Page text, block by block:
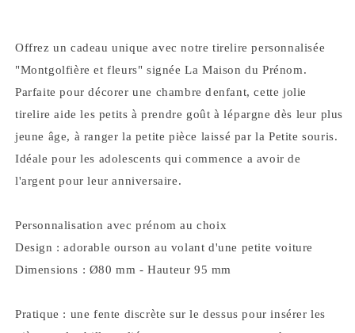
Offrez un cadeau unique avec notre tirelire personnalisée
"Montgolfière et fleurs" signée La Maison du Prénom.
Parfaite pour décorer une chambre denfant, cette jolie
tirelire aide les petits à prendre goût à lépargne dès leur plus
jeune âge, à ranger la petite pièce laissé par la Petite souris.
Idéale pour les adolescents qui commence a avoir de
l'argent pour leur anniversaire.
Personnalisation avec prénom au choix
Design : adorable ourson au volant d'une petite voiture
Dimensions : Ø80 mm - Hauteur 95 mm
Pratique : une fente discrète sur le dessus pour insérer les